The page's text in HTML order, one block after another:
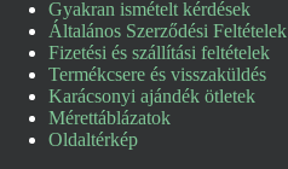
Gyakran ismételt kérdések
Általános Szerződési Feltételek
Fizetési és szállítási feltételek
Termékcsere és visszaküldés
Karácsonyi ajándék ötletek
Mérettáblázatok
Oldaltérkép